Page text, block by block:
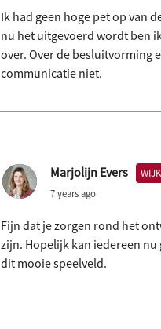
Ik had geen hoge pet op van
nu het uitgevoerd wordt ben
over. Over de besluitvorming
communicatie niet.
Marjolijn Evers
7 years ago
Fijn dat je zorgen rond het
zijn. Hopelijk kan iedereen nu
dit mooie speelveld.